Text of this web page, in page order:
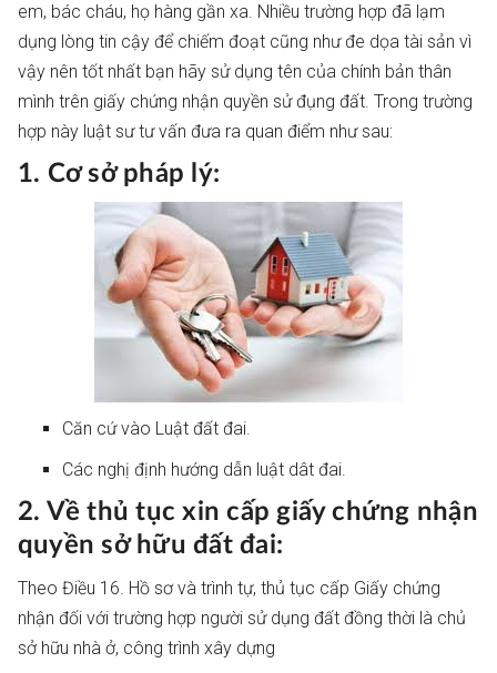
em, bác cháu, họ hàng gần xa. Nhiều trường hợp đã lạm
dụng lòng tin cậy để chiếm đoạt cũng như đe dọa tài sản vì
vậy nên tốt nhất bạn hãy sử dụng tên của chính bản thân
mình trên giấy chứng nhận quyền sử đụng đất. Trong trường
hợp này luật sư tư vấn đưa ra quan điểm như sau:
1. Cơ sở pháp lý:
Căn cứ vào Luật đất đai.
Các nghị định hướng dẫn luật dât đai.
2. Về thủ tục xin cấp giấy chứng nhận
quyền sở hữu đất đai:
Theo Điều 16. Hồ sơ và trình tự, thủ tục cấp Giấy chứng
nhận đối với trường hợp người sử dụng đất đồng thời là chủ
sở hữu nhà ở, công trình xây dựng